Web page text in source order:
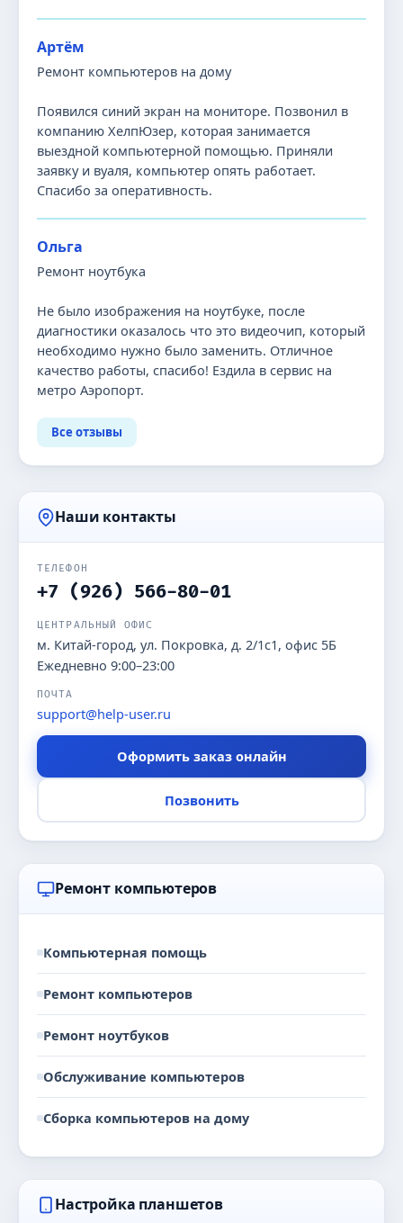
Артём
Ремонт компьютеров на дому
Появился синий экран на мониторе. Позвонил в
компанию ХелпЮзер, которая занимается
выездной компьютерной помощью. Приняли
заявку и вуаля, компьютер опять работает.
Спасибо за оперативность.
Ольга
Ремонт ноутбука
Не было изображения на ноутбуке, после
диагностики оказалось что это видеочип, который
необходимо нужно было заменить. Отличное
качество работы, спасибо! Ездила в сервис на
метро Аэропорт.
Все отзывы
Наши контакты
ТЕЛЕФОН
+7 (926) 566-80-01
ЦЕНТРАЛЬНЫЙ ОФИС
м. Китай-город, ул. Покровка, д. 2/1с1, офис 5Б
Ежедневно 9:00–23:00
ПОЧТА
support@help-user.ru
Оформить заказ онлайн
Позвонить
Ремонт компьютеров
Компьютерная помощь
Ремонт компьютеров
Ремонт ноутбуков
Обслуживание компьютеров
Сборка компьютеров на дому
Настройка планшетов